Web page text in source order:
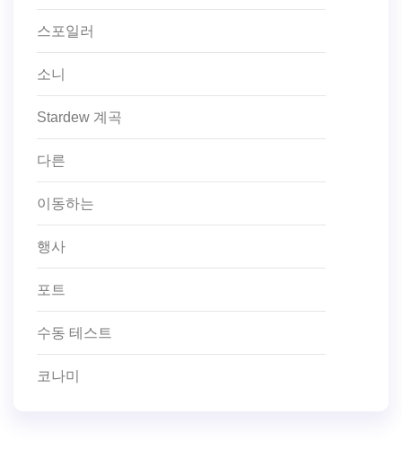
스포일러
소니
Stardew 계곡
다른
이동하는
행사
포트
수동 테스트
코나미